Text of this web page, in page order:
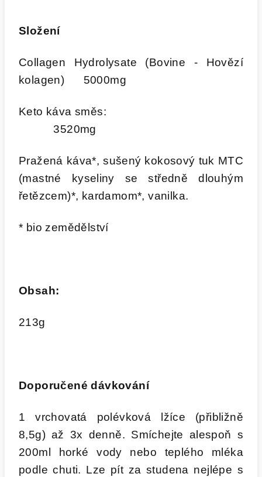
Složení
Collagen Hydrolysate (Bovine - Hovězí
kolagen) 5000mg
Keto káva směs:
3520mg
Pražená káva*, sušený kokosový tuk MTC
(mastné kyseliny se středně dlouhým
řetězcem)*, kardamom*, vanilka.
* bio zemědělství
Obsah:
213g
Doporučené dávkování
1 vrchovatá polévková lžíce (přibližně
8,5g) až 3x denně. Smíchejte alespoň s
200ml horké vody nebo teplého mléka
podle chuti. Lze pít za studena nejlépe s